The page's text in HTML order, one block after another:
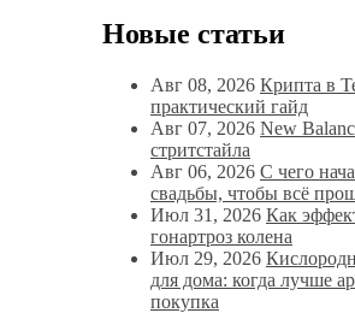
Новые статьи
Авг 08, 2026 Крипта в
практический гайд
Авг 07, 2026 New
стритстайла
Авг 06, 2026 С чего
свадьбы, чтобы всё
Июл 31, 2026 Как
гонартроз колена
Июл 29, 2026
для дома: когда лучше
покупка